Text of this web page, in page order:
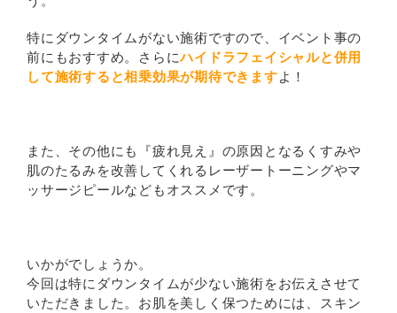
特にダウンタイムがない施術ですので、イベント事の
前にもおすすめ。さらにハイドラフェイシャルと併用
して施術すると相乗効果が期待できますよ！
また、その他にも『疲れ見え』の原因となるくすみや
肌のたるみを改善してくれるレーザートーニングやマ
ッサージピールなどもオススメです。
いかがでしょうか。
今回は特にダウンタイムが少ない施術をお伝えさせて
いただきました。お肌を美しく保つためには、スキン